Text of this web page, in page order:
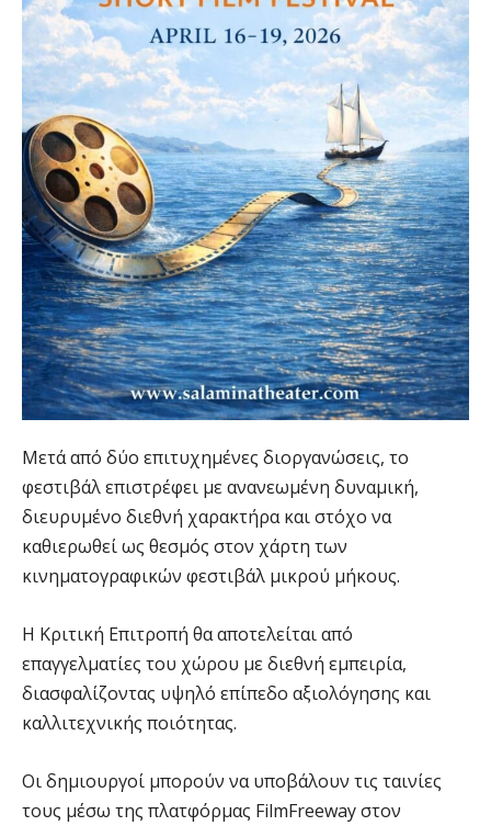
Μετά από δύο επιτυχημένες διοργανώσεις, το
φεστιβάλ επιστρέφει με ανανεωμένη δυναμική,
διευρυμένο διεθνή χαρακτήρα και στόχο να
καθιερωθεί ως θεσμός στον χάρτη των
κινηματογραφικών φεστιβάλ μικρού μήκους.
Η Κριτική Επιτροπή θα αποτελείται από
επαγγελματίες του χώρου με διεθνή εμπειρία,
διασφαλίζοντας υψηλό επίπεδο αξιολόγησης και
καλλιτεχνικής ποιότητας.
Οι δημιουργοί μπορούν να υποβάλουν τις ταινίες
τους μέσω της πλατφόρμας FilmFreeway στον